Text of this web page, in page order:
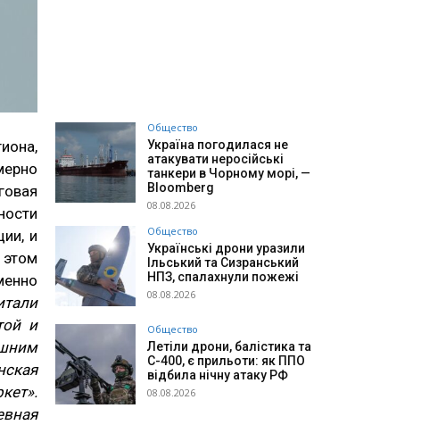
и
и
и
Общество
Україна погодилася не
атакувати неросійські
танкери в Чорному морі, —
Bloomberg
08.08.2026
Общество
Українські дрони уразили
Ільський та Сизранський
НПЗ, спалахнули пожежі
08.08.2026
Общество
Летіли дрони, балістика та
С-400, є прильоти: як ППО
відбила нічну атаку РФ
08.08.2026